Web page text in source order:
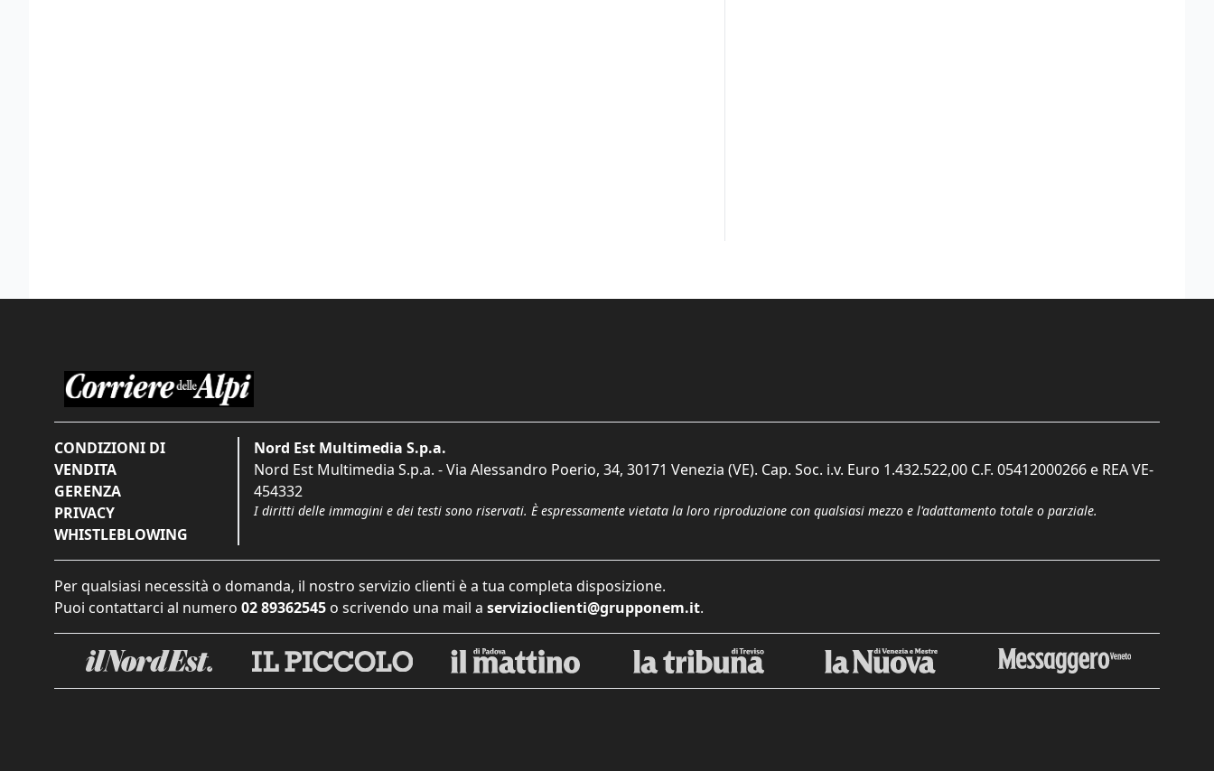
CONDIZIONI DI
VENDITA
GERENZA
PRIVACY
WHISTLEBLOWING
Nord Est Multimedia S.p.a.
Nord Est Multimedia S.p.a. - Via Alessandro Poerio, 34, 30171 Venezia (VE). Cap. Soc. i.v. Euro 1.432.522,00 C.F. 05412000266 e REA VE-
454332
I diritti delle immagini e dei testi sono riservati. È espressamente vietata la loro riproduzione con qualsiasi mezzo e l'adattamento totale o parziale.
Per qualsiasi necessità o domanda, il nostro servizio clienti è a tua completa disposizione.
Puoi contattarci al numero 02 89362545 o scrivendo una mail a servizioclienti@grupponem.it.